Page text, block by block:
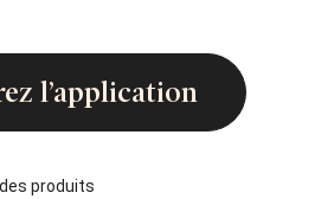
l’application
produits